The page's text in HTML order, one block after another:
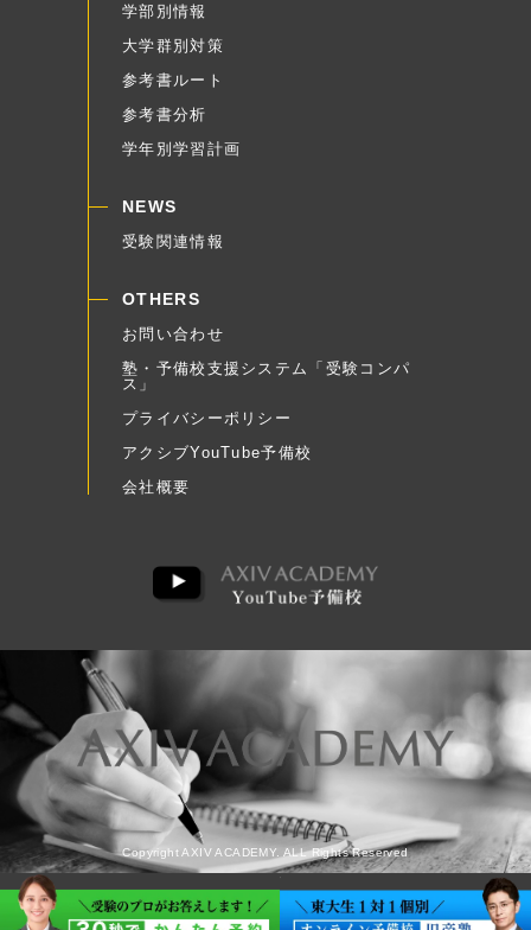
学部別情報
大学群別対策
参考書ルート
参考書分析
学年別学習計画
NEWS
受験関連情報
OTHERS
お問い合わせ
塾・予備校支援システム「受験コンパ
ス」
プライバシーポリシー
アクシブYouTube予備校
会社概要
Copyright AXIV ACADEMY. ALL Rights Reserved